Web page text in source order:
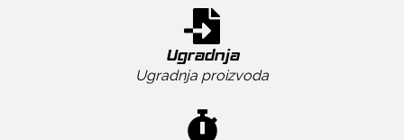
Ugradnja
Ugradnja proizvoda